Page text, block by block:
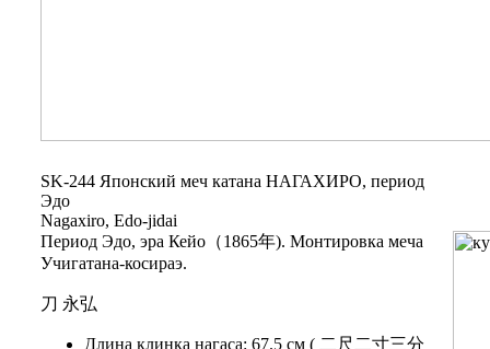
SK-244 Японский меч катана НАГАХИРО, период
Эдо
Nagaxiro, Edo-jidai
Период Эдо, эра Кейо（1865年). Монтировка меча
Учигатана-косираэ.
刀 永弘
Длина клинка нагаса: 67.5 см ( 二尺二寸三分